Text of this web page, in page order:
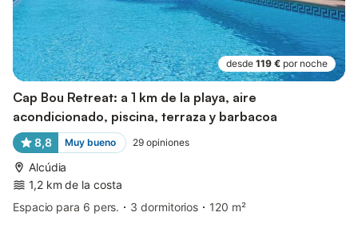
desde 119 € por noche
Cap Bou Retreat: a 1 km de la playa, aire
acondicionado, piscina, terraza y barbacoa
8,8 Muy bueno 29 opiniones
Alcúdia
1,2 km de la costa
Espacio para 6 pers.
3 dormitorios 120 m²